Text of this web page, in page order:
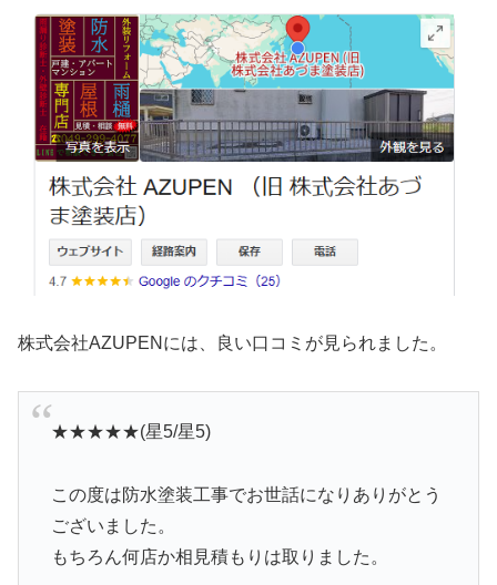
株式会社AZUPENには、良い口コミが見られました。
★★★★★(星5/星5)
この度は防水塗装工事でお世話になりありがとう
ございました。
もちろん何店か相見積もりは取りました。